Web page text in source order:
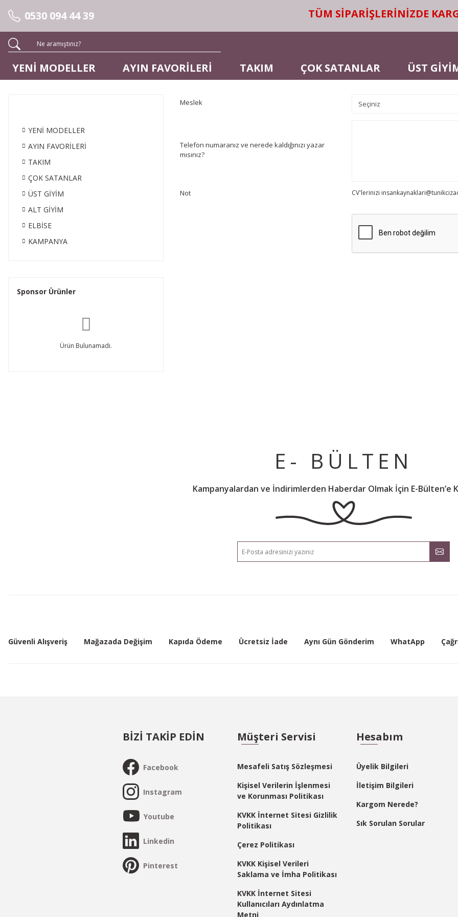
0530 094 44 39 TÜM SİPARİŞLERİNİZDE KARGO
YENİ MODELLER AYIN FAVORİLERİ TAKIM ÇOK SATANLAR ÜST
YENİ MODELLER
AYIN FAVORİLERİ
TAKIM
ÇOK SATANLAR
ÜST GİYİM
ALT GİYİM
ELBİSE
KAMPANYA
Sponsor Ürünler
Ürün Bulunamadı.
Meslek
Telefon numaranız ve nerede kaldığınızı yazar
mısınız?
Not CV'lerinizi
E- BÜLTEN
Kampanyalardan ve İndirimlerden Haberdar Olmak İçin E-Bülten’e
Güvenli Alışveriş Mağazada Değişim Kapıda Ödeme Ücretsiz İade Aynı Gün Gönderim WhatApp
BİZİ TAKİP EDİN
Facebook
Instagram
Youtube
Linkedin
Pinterest
Müşteri Servisi
Mesafeli Satış Sözleşmesi
Kişisel Verilerin İşlenmesi
ve Korunması Politikası
KVKK İnternet Sitesi Gizlilik
Politikası
Çerez Politikası
KVKK Kişisel Verileri
Saklama ve İmha Politikası
KVKK İnternet Sitesi
Kullanıcıları Aydınlatma
Metni
Hesabım
Üyelik Bilgileri
İletişim Bilgileri
Kargom Nerede?
Sık Sorulan Sorular